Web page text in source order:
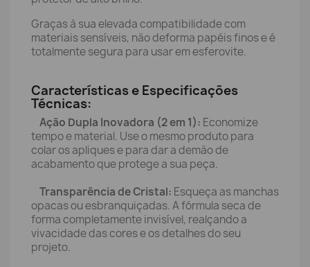
Graças à sua elevada compatibilidade com
materiais sensíveis, não deforma papéis finos e é
totalmente segura para usar em esferovite.
Características e Especificações
Técnicas:
Ação Dupla Inovadora (2 em 1): Economize
tempo e material. Use o mesmo produto para
colar os apliques e para dar a demão de
acabamento que protege a sua peça.
Transparência de Cristal: Esqueça as manchas
opacas ou esbranquiçadas. A fórmula seca de
forma completamente invisível, realçando a
vivacidade das cores e os detalhes do seu
projeto.